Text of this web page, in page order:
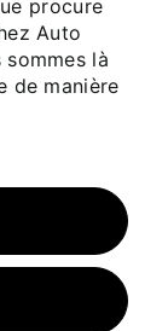
procure
Auto
là
de manière